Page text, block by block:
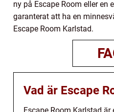
ny på Escape Room eller en
garanterat att ha en
Escape Room Karlstad.
Vad är Escape